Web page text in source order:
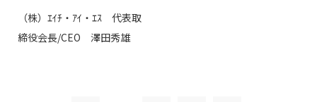
（株）ｴｲﾁ・ｱｲ・ｴｽ 代表取
締役会長/CEO 澤田秀雄